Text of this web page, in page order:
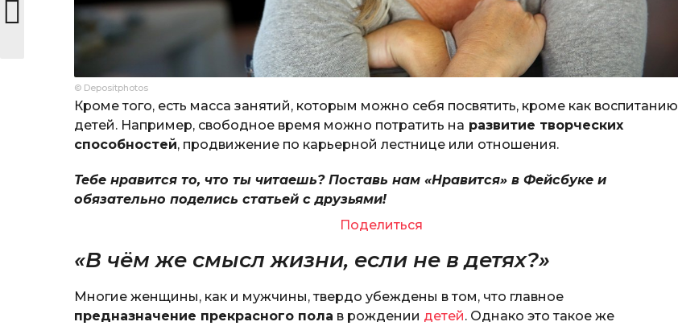
© Depositphotos
Кроме того, есть масса занятий, которым можно себя посвятить, кроме как воспитанию
детей. Например, свободное время можно потратить на развитие творческих
способностей, продвижение по карьерной лестнице или отношения.
Тебе нравится то, что ты читаешь? Поставь нам «Нравится» в Фейсбуке и
обязательно поделись статьей с друзьями!
Поделиться
«В чём же смысл жизни, если не в детях?»
Многие женщины, как и мужчины, твердо убеждены в том, что главное
предназначение прекрасного пола в рождении детей. Однако это такое же